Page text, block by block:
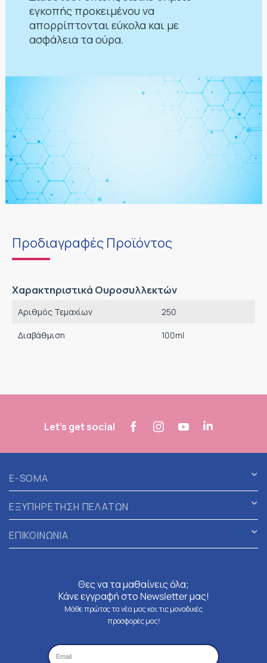
εγκοπής προκειμένου να
απορρίπτονται εύκολα και με
ασφάλεια τα ούρα.
Προδιαγραφές Προϊόντος
Χαρακτηριστικά Ουροσυλλεκτών
Αριθμός Τεμαχίων 250
Διαβάθμιση 100ml
Let's get social
E-SOMA
ΕΞΥΠΗΡΕΤΗΣΗ ΠΕΛΑΤΩΝ
ΕΠΙΚΟΙΝΩΝΙΑ
Θες να τα μαθαίνεις όλα;
Κάνε εγγραφή στο Newsletter μας!
Μάθε πρώτος τα νέα μας και τις μοναδικές
προσφορές μας!